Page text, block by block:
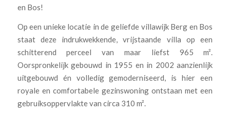
en Bos!
Op een unieke locatie in de geliefde villawijk Berg en Bos
staat deze indrukwekkende, vrijstaande villa op een
schitterend perceel van maar liefst 965 m².
Oorspronkelijk gebouwd in 1955 en in 2002 aanzienlijk
uitgebouwd én volledig gemoderniseerd, is hier een
royale en comfortabele gezinswoning ontstaan met een
gebruiksoppervlakte van circa 310 m².